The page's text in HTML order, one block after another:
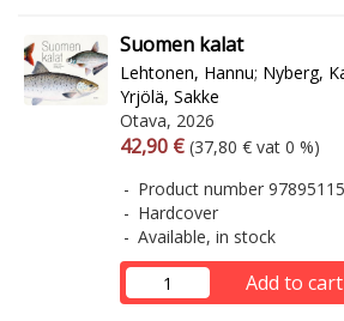
Suomen kalat
Lehtonen, Hannu; Nyberg,
Yrjölä, Sakke
Otava, 2026
Arvonlisäverollinen hinta
42,90 € Excl. vat
(37,80 € vat 0 %)
Product number
Hardcover
Available, in stock
Add to cart